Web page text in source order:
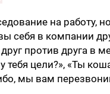
на работу,
себя в компании
против друга в
тебя цели?», «Ты
мы вам